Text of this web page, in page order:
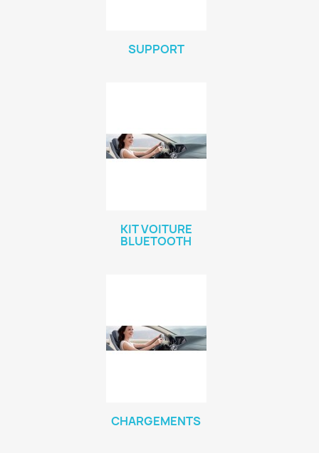
SUPPORT
KIT VOITURE
BLUETOOTH
CHARGEMENTS